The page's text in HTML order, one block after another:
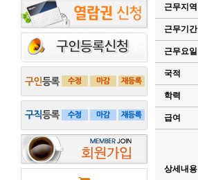
근무지역
근무기간
근무요일
국적
학력
급여
상세내용